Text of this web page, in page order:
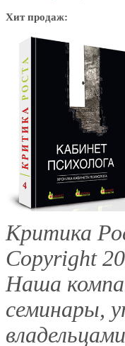
Хит продаж:
Критика
Copyright
Наша
семинары,